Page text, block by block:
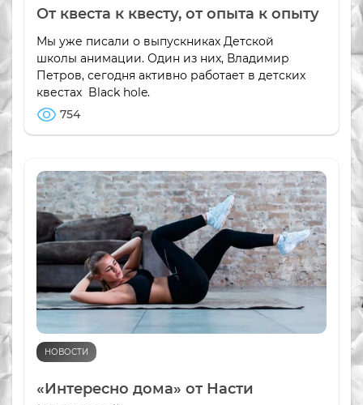
От квеста к квесту, от опыта к опыту
Мы уже писали о выпускниках Детской
школы анимации. Один из них, Владимир
Петров, сегодня активно работает в детских
квестах Black hole.
754
НОВОСТИ
«Интересно дома» от Насти